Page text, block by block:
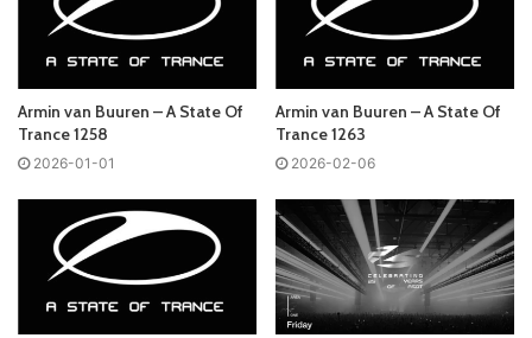
слушать онлайн песни и радиошоуArmin van Buuren
State Of Trance в формате mp3. Лучшая музыкальная
подборка и альбомы исполнителя armin_van_buuren.
Ближайший эфир:
Четверг
Armin van Buuren – A State Of
Trance 1258
2026-01-01
Armin van Buuren – A State Of
Trance 1263
2026-02-06